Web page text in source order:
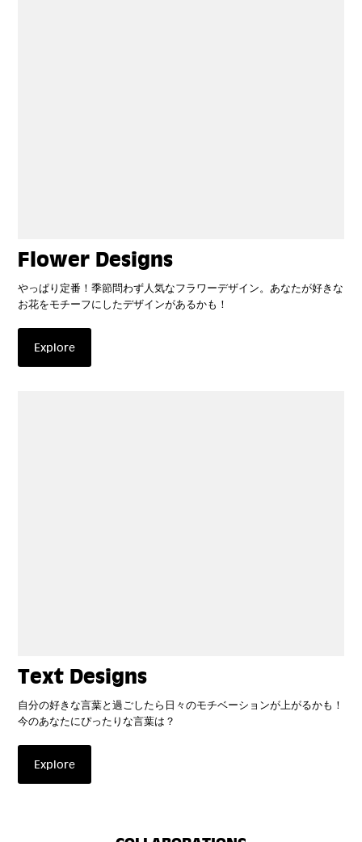
Flower Designs
やっぱり定番！季節問わず人気なフラワーデザイン。あなたが好きな
お花をモチーフにしたデザインがあるかも！
Explore
Text Designs
自分の好きな言葉と過ごしたら日々のモチベーションが上がるかも！
今のあなたにぴったりな言葉は？
Explore